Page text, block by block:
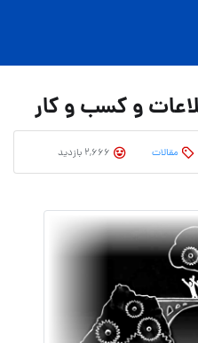
و کسب و کار
مقالات